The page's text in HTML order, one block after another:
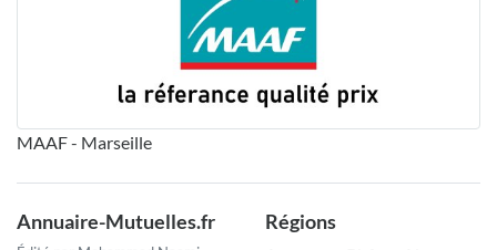
MAAF - Marseille
Annuaire-Mutuelles.fr Régions